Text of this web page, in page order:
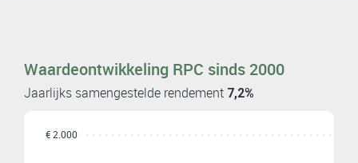
Waardeontwikkeling RPC sinds 2000
Jaarlijks samengestelde rendement 7,2%
€ 2.000